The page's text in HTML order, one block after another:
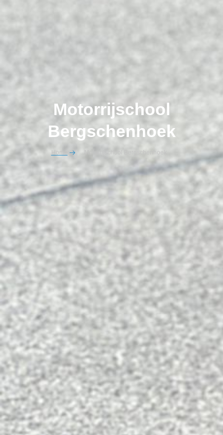
Motorrijschool
Bergschenhoek
Home Motorrijschool Bergschenhoek